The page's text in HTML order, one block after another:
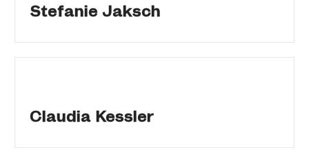
Stefanie Jaksch
Claudia Kessler